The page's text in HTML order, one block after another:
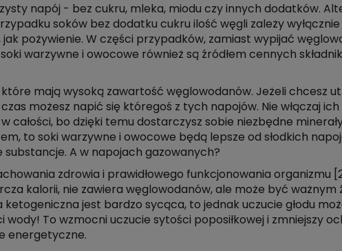
napój - bez cukru, mleka, miodu czy innych dodatków.
soków bez dodatku cukru ilość węgli zależy wyłącznie
pożywienie. W części przypadków, zamiast wypijać
warzywne i owocowe również są źródłem cennych
mają wysoką zawartość węglowodanów. Jeżeli chcesz
możesz napić się któregoś z tych napojów. Nie włączaj
całości, bo dzięki temu dostarczysz sobie niezbędne
to soki warzywne i owocowe będą lepsze od słodkich
substancje. A w napojach gazowanych?
zdrowia i prawidłowego funkcjonowania organizmu
kalorii, nie zawiera węglowodanów, ale może być ważnym
ketogeniczna jest bardzo sycąca, to jednak uczucie głodu
wody! To wzmocni uczucie sytości poposiłkowej i zmniejszy
energetyczne.